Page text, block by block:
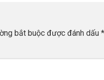
bắt buộc được đánh dấu *